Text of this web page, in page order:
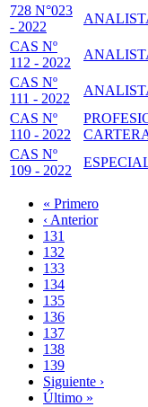
728 N°023
- 2022
CAS Nº
112 - 2022
CAS Nº
111 - 2022
CAS Nº
110 - 2022
CAS Nº
109 - 2022
Paginación
Primera
página
« Primero
Página
anterior
‹ Anterior
Page
131
Page
132
Page
133
Page
134
Página
actual
135
Page
136
Page
137
Page
138
Page
139
Siguiente
página
Siguiente ›
Última
Último »